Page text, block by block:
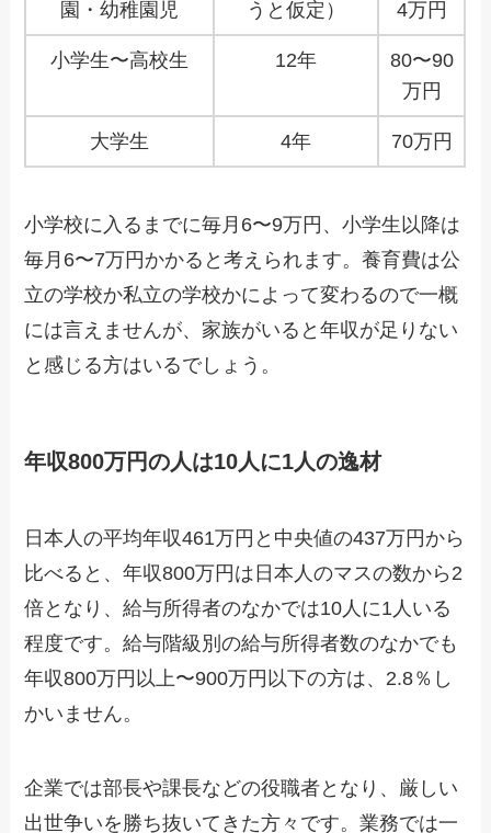
園・幼稚園児
うと仮定）
4万円
小学生〜高校生 12年
80〜90
万円
大学生 4年 70万円
小学校に入るまでに毎月6〜9万円、小学生以降は
毎月6〜7万円かかると考えられます。養育費は公
立の学校か私立の学校かによって変わるので一概
には言えませんが、家族がいると年収が足りない
と感じる方はいるでしょう。
年収800万円の人は10人に1人の逸材
日本人の平均年収461万円と中央値の437万円から
比べると、年収800万円は日本人のマスの数から2
倍となり、給与所得者のなかでは10人に1人いる
程度です。給与階級別の給与所得者数のなかでも
年収800万円以上〜900万円以下の方は、2.8％し
かいません。
企業では部長や課長などの役職者となり、厳しい
出世争いを勝ち抜いてきた方々です。業務では一